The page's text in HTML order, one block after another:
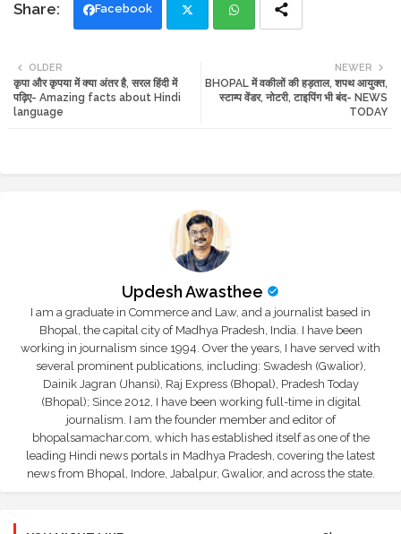
Facebook
ats
NEWER
BHOPAL में वकीलों की हड़ताल, शपथ आयुक्त,
स्टाम्प वेंडर, नोटरी, टाइपिंग भी बंद- NEWS
TODAY
OLDER
कृपा और कृपया में क्या अंतर है, सरल हिंदी में
पढ़िए- Amazing facts about Hindi
language
Updesh Awasthee
I am a graduate in Commerce and Law, and a journalist based in
Bhopal, the capital city of Madhya Pradesh, India. I have been
working in journalism since 1994. Over the years, I have served with
several prominent publications, including: Swadesh (Gwalior),
Dainik Jagran (Jhansi), Raj Express (Bhopal), Pradesh Today
(Bhopal); Since 2012, I have been working full-time in digital
journalism. I am the founder member and editor of
bhopalsamachar.com, which has established itself as one of the
leading Hindi news portals in Madhya Pradesh, covering the latest
news from Bhopal, Indore, Jabalpur, Gwalior, and across the state.